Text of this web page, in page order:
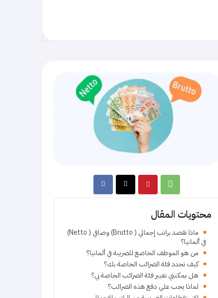
محتويات المقال
ماذا تقصد براتب إجمالي ( Brutto) وصافي ( Netto)
في ألمانيا؟
من هو الموظف الخاضع للضريبة في ألمانيا؟
كيف تحدد فئة الضرائب الخاصة بك؟
هل يمكنني تغيير فئة الضرائب الخاصة بي؟
لماذا يجب علي دفع هذه الضرائب؟